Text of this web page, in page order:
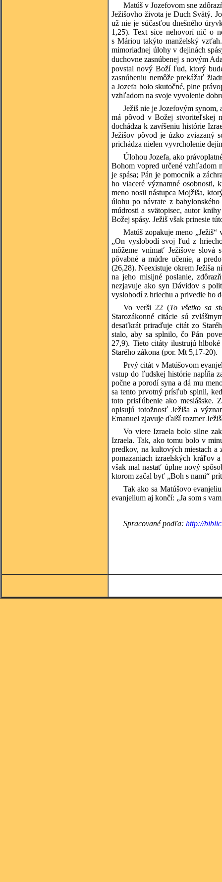
Matúš v Jozefovom sne
Ježišovho života je Duch Svätý.
už nie je súčasťou dnešného
1,25). Text síce nehovorí nič o
s Máriou takýto manželský
mimoriadnej úlohy v dejinách
duchovne zasnúbenej s novým
povstal nový Boží ľud, ktorý
zasnúbeniu nemôže prekážať
a Jozefa bolo skutočné, plne
vzhľadom na svoje vyvolenie
Ježiš nie je Jozefovým
má pôvod v Božej stvoriteľskej
dochádza k zavŕšeniu histórie
Ježišov pôvod je úzko zviazaný
prichádza nielen vyvrcholenie
Úlohou Jozefa, ako
Bohom vopred určené vzhľadom
je spása; Pán je pomocník a
ho viaceré významné osobnosti,
meno nosil nástupca Mojžiša,
úlohu po návrate z
múdrosti a svätopisec, autor
Božej spásy. Ježiš však prinesie
Matúš zopakuje meno
„On vyslobodí svoj ľud z
môžeme vnímať Ježišove slová
pôvabné a múdre učenie, a
(26,28). Neexistuje okrem Ježiša
na jeho misijné poslanie,
nezjavuje ako syn Dávidov s
vyslobodí z hriechu a privedie ho
Vo verši 22 (To všetko sa
Starozákonné citácie sú
desaťkrát priraďuje citát zo
stalo, aby sa splnilo, čo Pán
27,9). Tieto citáty ilustrujú
Starého zákona (por. Mt 5,17-20).
Prvý citát v Matúšovom
vstup do ľudskej histórie napĺňa
počne a porodí syna a dá mu
sa tento prvotný prísľub splnil,
toto prisľúbenie ako mesiášske.
opisujú totožnosť Ježiša a
Emanuel zjavuje ďalší rozmer
Vo viere Izraela bolo silne
Izraela. Tak, ako tomu bolo v
predkov, na kultových miestach a
pomazaniach izraelských kráľov
však mal nastať úplne nový
ktorom začal byť „Boh s nami“
Tak ako sa Matúšovo
evanjelium aj končí: „Ja som s
Spracované podľa: http://